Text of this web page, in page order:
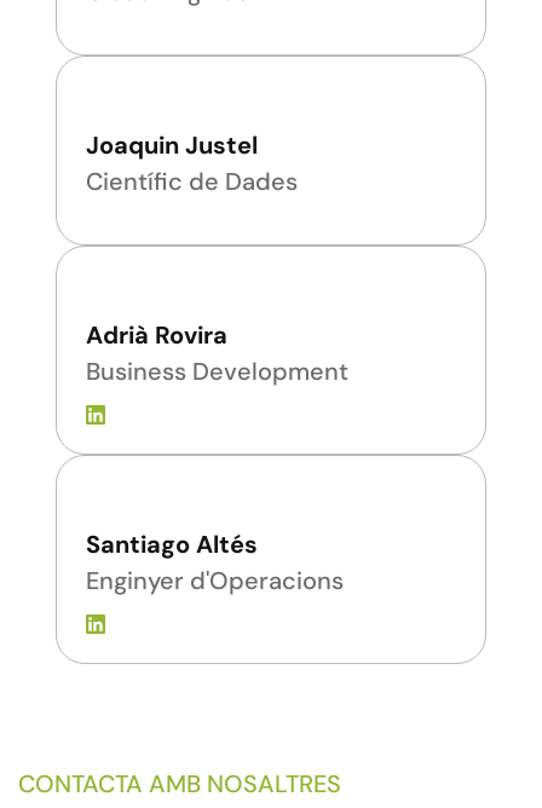
Joaquin Justel
Científic de Dades
Adrià Rovira
Business Development
Santiago Altés
Enginyer d'Operacions
CONTACTA AMB NOSALTRES